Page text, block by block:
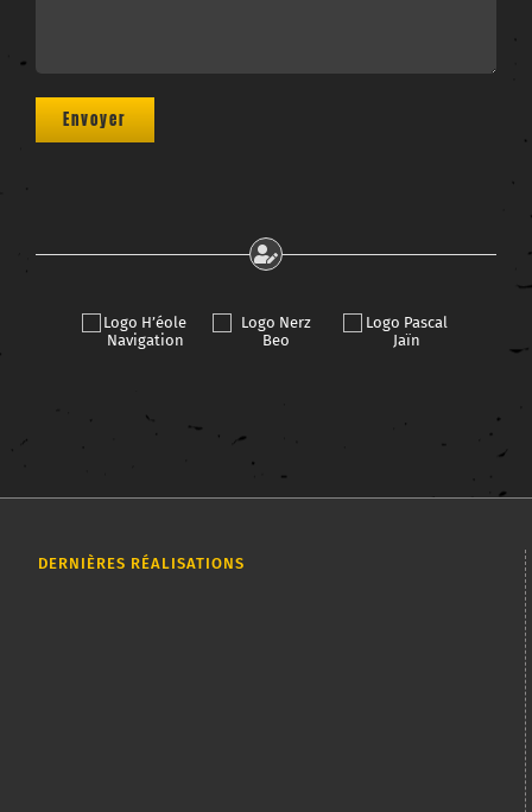
DERNIÈRES RÉALISATIONS